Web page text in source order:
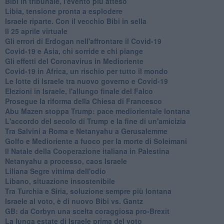
Libia, tensione pronta a esplodere
Israele riparte. Con il vecchio Bibi in sella
Il 25 aprile virtuale
Gli errori di Erdogan nell'affrontare il Covid-19
Covid-19 e Asia, chi sorride e chi piange
Gli effetti del Coronavirus in Medioriente
Covid-19 in Africa, un rischio per tutto il mondo
Le lotte di Israele tra nuovo governo e Covid-19
Elezioni in Israele, l'allungo finale del Falco
Prosegue la riforma della Chiesa di Francesco
Abu Mazen stoppa Trump: pace mediorientale lontana
L'accordo del secolo di Trump e la fine di un'amicizia
Tra Salvini a Roma e Netanyahu a Gerusalemme
Golfo e Medioriente a fuoco per la morte di Soleimani
Il Natale della Cooperazione italiana in Palestina
Netanyahu a processo, caos Israele
Liliana Segre vittima dell'odio
Libano, situazione insostenibile
Tra Turchia e Siria, soluzione sempre più lontana
Israele al voto, è di nuovo Bibi vs. Gantz
GB: da Corbyn una scelta coraggiosa pro-Brexit
La lunga estate di Israele prima del voto